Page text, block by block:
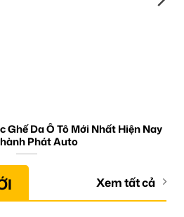
Ghế Da Ô Tô Mới Nhất Hiện Nay
Phát Auto
Xem tất cả